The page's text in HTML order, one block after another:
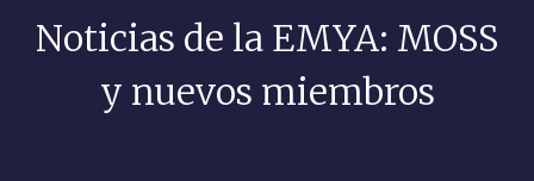
Noticias de la EMYA: MOSS
y nuevos miembros